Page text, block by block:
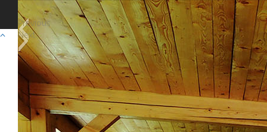
Previous
Next